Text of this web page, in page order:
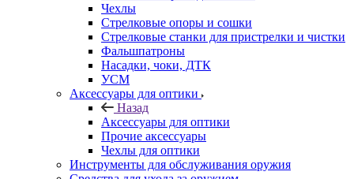
Чехлы
Стрелковые опоры и сошки
Стрелковые станки для пристрелки и чистки
Фальшпатроны
Насадки, чоки, ДТК
УСМ
Аксессуары для оптики
Назад
Аксессуары для оптики
Прочие аксессуары
Чехлы для оптики
Инструменты для обслуживания оружия